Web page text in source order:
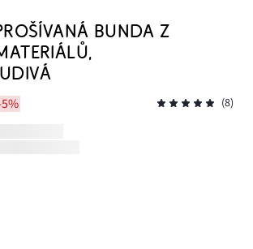
BUNDA Z
(8)